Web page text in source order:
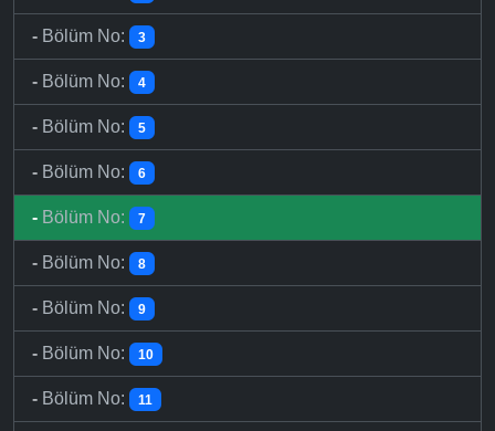
- Bölüm No: 3
- Bölüm No: 4
- Bölüm No: 5
- Bölüm No: 6
- Bölüm No: 7
- Bölüm No: 8
- Bölüm No: 9
- Bölüm No: 10
- Bölüm No: 11